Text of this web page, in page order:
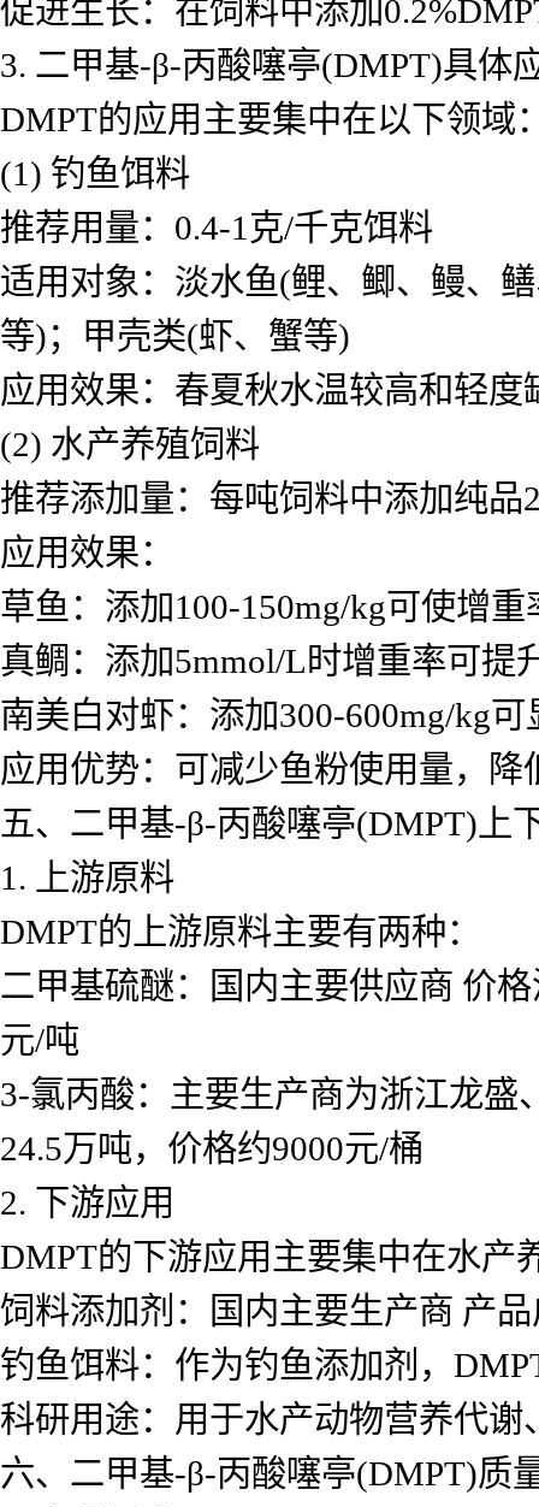
促进生长：在饲料中添加
3. 二甲基-β-丙酸噻亭(DMPT)具体
DMPT的应用主要集中在以下领域
(1) 钓鱼饵料
推荐用量：0.4-1克/千克饵料
适用对象：淡水鱼(鲤、鲫、鳗、
等)；甲壳类(虾、蟹等)
应用效果：春夏秋水温较高和轻
(2) 水产养殖饲料
推荐添加量：每吨饲料中添加纯品
应用效果：
草鱼：添加100-150mg/kg可使增
真鲷：添加5mmol/L时增重率可提
南美白对虾：添加300-600mg/kg
应用优势：可减少鱼粉使用量，
五、二甲基-β-丙酸噻亭(DMPT)上
1. 上游原料
DMPT的上游原料主要有两种：
二甲基硫醚：国内主要供应商 价
元/吨
3-氯丙酸：主要生产商为浙江龙盛
24.5万吨，价格约9000元/桶
2. 下游应用
DMPT的下游应用主要集中在水产
饲料添加剂：国内主要生产商 产
钓鱼饵料：作为钓鱼添加剂，
科研用途：用于水产动物营养代谢
六、二甲基-β-丙酸噻亭(DMPT)质